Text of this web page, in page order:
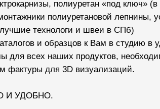
полиуретан «под ключ»
полиуретановой лепнины,
технологи и швеи в СПб)
и образцов к Вам в студию в
для всех наших продуктов,
фактуры для 3D визуализаций.
И УДОБНО.